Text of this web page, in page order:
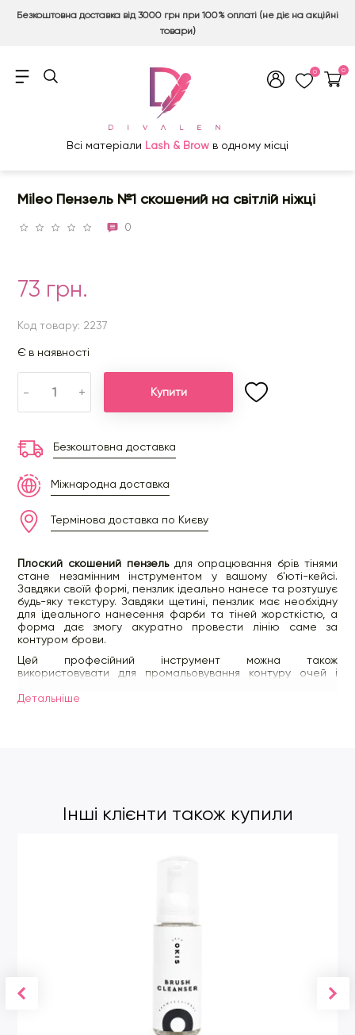
Безкоштовна доставка від 3000 грн при 100% оплаті (не діє на акційні
товари)
0 0
Всі матеріали Lash & Brow в одному місці
Mileo Пензель №1 скошений на світлій ніжці
0
73 грн.
Код товару: 2237
Є в наявності
- + Купити
Безкоштовна доставка
Міжнародна доставка
Термінова доставка по Києву
Плоский скошений пензельдля опрацювання брів тінями
стане незамінним інструментом у вашому б'юті-кейсі.
Завдяки своїй формі, пензлик ідеально нанесе та розтушує
будь-яку текстуру. Завдяки щетині, пензлик має необхідну
для ідеального нанесення фарби та тіней жорсткістю, а
форма дає змогу акуратно провести лінію саме за
контуром брови.
Цей професійний інструмент можна також
використовувати для промальовування контуру очей і
дає змогу комфортно тримати її в руці та максимально
Детальнiше
Інші клієнти також купили